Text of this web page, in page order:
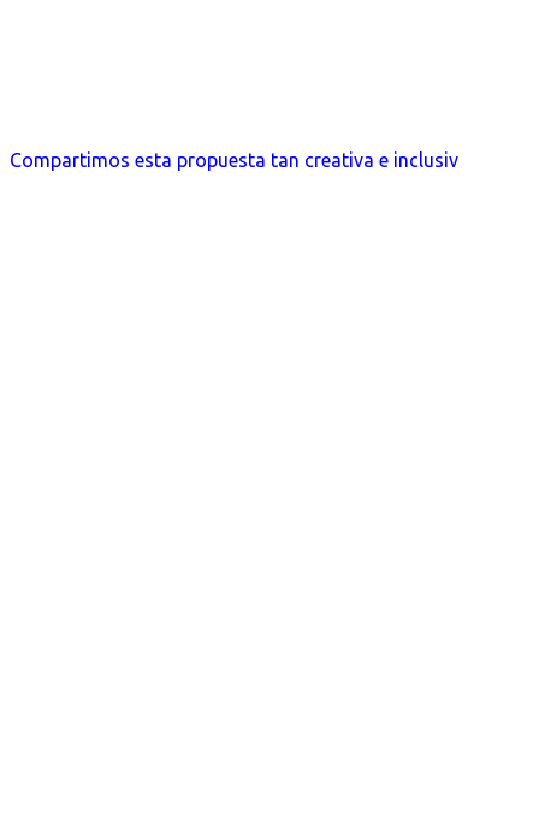
Compartimos esta propuesta tan creativa e inclusiv